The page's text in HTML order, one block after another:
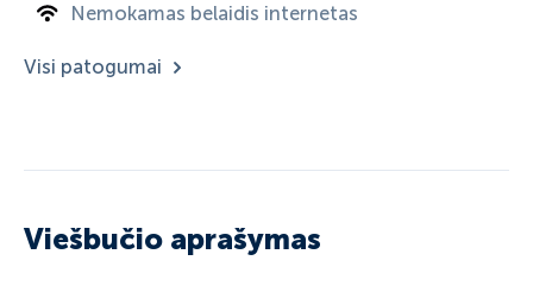
Nemokamas belaidis internetas
Visi patogumai
Viešbučio aprašymas